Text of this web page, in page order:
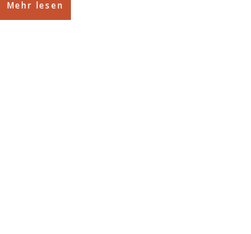
Mehr lesen